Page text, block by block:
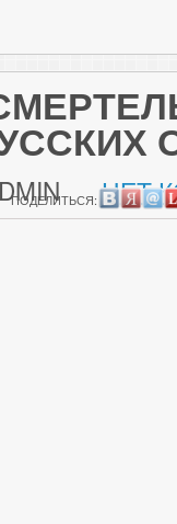
НЕТ
ПОДЕЛИТЬСЯ: